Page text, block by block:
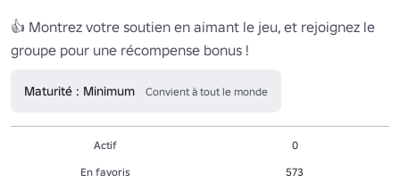
👍 Montrez votre soutien en aimant le jeu, et rejoignez le
Maturité : Minimum Convient à tout le monde
Actif
0
En favoris
573